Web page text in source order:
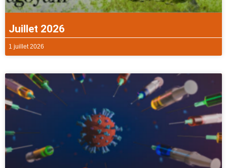
Juillet 2026
1 juillet 2026